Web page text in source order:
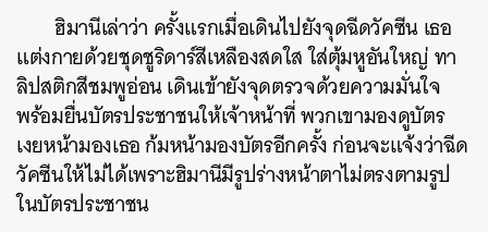
ฮิมานีเล่าว่า ครั้งแรกเมื่อเดินไปยังจุดฉีดวัคซีน เธอ
แต่งกายด้วยชุดชูริดาร์สีเหลืองสดใส ใส่ตุ้มหูอันใหญ่ ทา
ลิปสติกสีชมพูอ่อน เดินเข้ายังจุดตรวจด้วยความมั่นใจ
พร้อมยื่นบัตรประชาชนให้เจ้าหน้าที่ พวกเขามองดูบัตร
เงยหน้ามองเธอ ก้มหน้ามองบัตรอีกครั้ง ก่อนจะแจ้งว่าฉีด
วัคซีนให้ไม่ได้เพราะฮิมานีมีรูปร่างหน้าตาไม่ตรงตามรูป
ในบัตรประชาชน